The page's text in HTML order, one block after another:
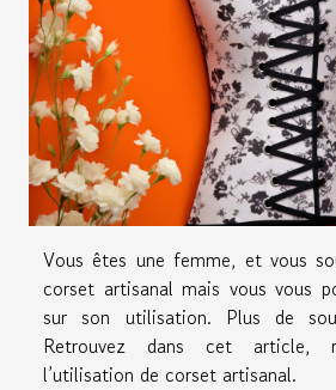
Vous êtes une femme, et vous
corset artisanal mais vous vous
sur son utilisation. Plus de
Retrouvez dans cet article,
l’utilisation de corset artisanal.